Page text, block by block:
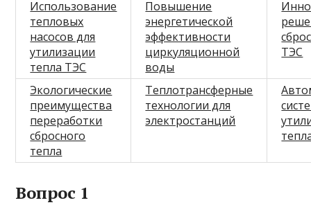
Использование
тепловых
насосов для
утилизации
тепла ТЭС
Повышение
энергетической
эффективности
циркуляционной
воды
ТЭС
Экологические
преимущества
переработки
сбросного
тепла
Теплотрансферные
технологии для
электростанций
Вопрос 1